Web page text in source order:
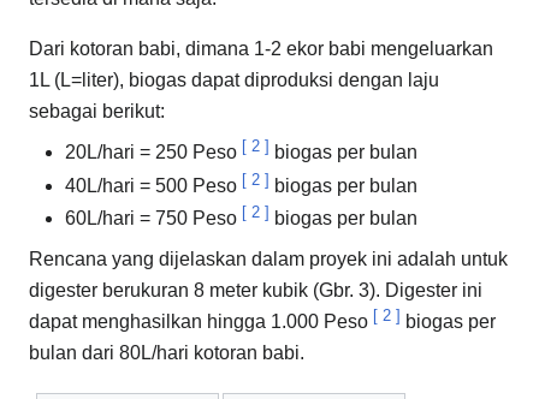
Dari kotoran babi, dimana 1-2 ekor babi mengeluarkan
1L (L=liter), biogas dapat diproduksi dengan laju
sebagai berikut:
20L/hari = 250 Peso [ 2 ] biogas per bulan
40L/hari = 500 Peso [ 2 ] biogas per bulan
60L/hari = 750 Peso [ 2 ] biogas per bulan
Rencana yang dijelaskan dalam proyek ini adalah untuk
digester berukuran 8 meter kubik (Gbr. 3). Digester ini
dapat menghasilkan hingga 1.000 Peso [ 2 ] biogas per
bulan dari 80L/hari kotoran babi.